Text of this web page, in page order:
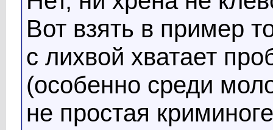
Вот взять в пример
с лихвой хватает
(особенно среди
не простая